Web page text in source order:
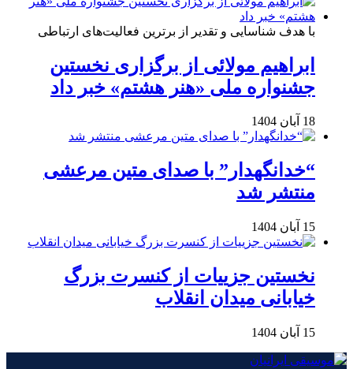
با هدف شناسایی و تقدیر از برترین فعالیت‌های ارتباطی
ابراهیم مولائی از برگزاری نخستین
جشنواره ملی «هنر هشتم» خبر داد
18 آبان 1404
“خدانگهدار” با صدای متین مرعشی
منتشر شد
15 آبان 1404
نخستین جزییات از کنسرت بزرگ
خیابانی میدان انقلاب
15 آبان 1404